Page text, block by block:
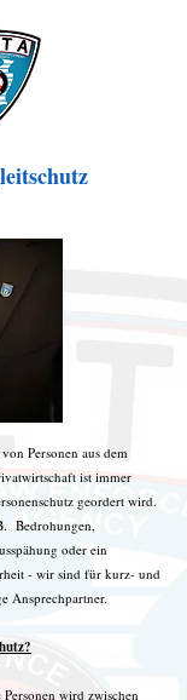
Personen aus dem
ist immer
geordert wird.
Bedrohungen,
oder ein
- wir sind für kurz- und
Ansprechpartner.
wird zwischen